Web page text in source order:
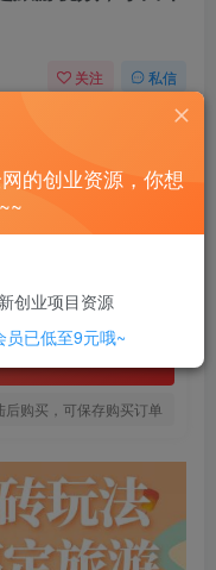
关注 私信
最新携程搬砖玩法，AI一键搞定旅游视频，小白单号月入1500，可矩阵
购买，可保存购买订单
的创业资源，你想
创业项目资源
员已低至9元哦~